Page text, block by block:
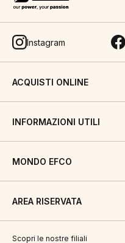
Instagram
ACQUISTI ONLINE
INFORMAZIONI UTILI
MONDO EFCO
AREA RISERVATA
Scopri le nostre filiali